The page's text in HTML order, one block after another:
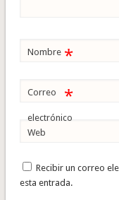
Nombre *
Correo
electrónico
*
Web
Recibir un correo
esta entrada.